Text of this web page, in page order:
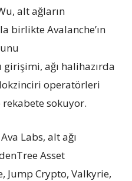
alt ağların
birlikte Avalanche’ın
girişimi, ağı halihazırda
operatörleri
rekabete sokuyor.
Labs, alt ağı
Asset
Jump Crypto, Valkyrie,